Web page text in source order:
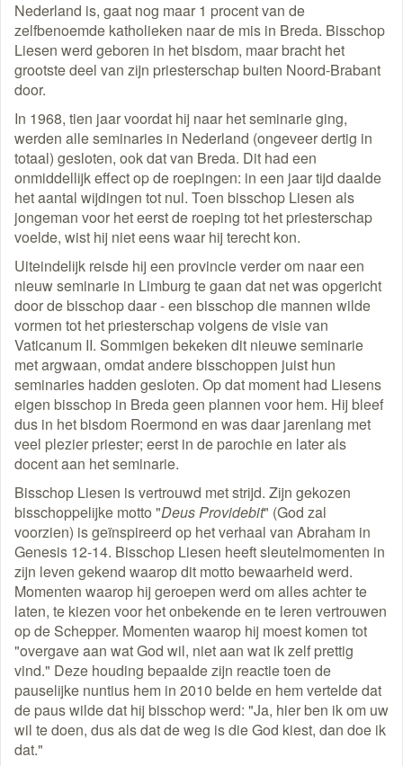
Nederland is, gaat nog maar 1 procent van de
zelfbenoemde katholieken naar de mis in Breda. Bisschop
Liesen werd geboren in het bisdom, maar bracht het
grootste deel van zijn priesterschap buiten Noord-Brabant
door.
In 1968, tien jaar voordat hij naar het seminarie ging,
werden alle seminaries in Nederland (ongeveer dertig in
totaal) gesloten, ook dat van Breda. Dit had een
onmiddellijk effect op de roepingen: in een jaar tijd daalde
het aantal wijdingen tot nul. Toen bisschop Liesen als
jongeman voor het eerst de roeping tot het priesterschap
voelde, wist hij niet eens waar hij terecht kon.
Uiteindelijk reisde hij een provincie verder om naar een
nieuw seminarie in Limburg te gaan dat net was opgericht
door de bisschop daar - een bisschop die mannen wilde
vormen tot het priesterschap volgens de visie van
Vaticanum II. Sommigen bekeken dit nieuwe seminarie
met argwaan, omdat andere bisschoppen juist hun
seminaries hadden gesloten. Op dat moment had Liesens
eigen bisschop in Breda geen plannen voor hem. Hij bleef
dus in het bisdom Roermond en was daar jarenlang met
veel plezier priester; eerst in de parochie en later als
docent aan het seminarie.
Bisschop Liesen is vertrouwd met strijd. Zijn gekozen
bisschoppelijke motto "Deus Providebit" (God zal
voorzien) is geïnspireerd op het verhaal van Abraham in
Genesis 12-14. Bisschop Liesen heeft sleutelmomenten in
zijn leven gekend waarop dit motto bewaarheid werd.
Momenten waarop hij geroepen werd om alles achter te
laten, te kiezen voor het onbekende en te leren vertrouwen
op de Schepper. Momenten waarop hij moest komen tot
"overgave aan wat God wil, niet aan wat ik zelf prettig
vind." Deze houding bepaalde zijn reactie toen de
pauselijke nuntius hem in 2010 belde en hem vertelde dat
de paus wilde dat hij bisschop werd: "Ja, hier ben ik om uw
wil te doen, dus als dat de weg is die God kiest, dan doe ik
dat."